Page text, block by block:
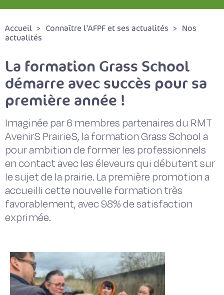
Accueil Connaître l’AFPF et ses actualités
Nos
actualités
La formation Grass School
démarre avec succès pour sa
première année !
Imaginée par 6 membres partenaires du RMT
AvenirS PrairieS, la formation Grass School a
pour ambition de former les professionnels
en contact avec les éleveurs qui débutent sur
le sujet de la prairie. La première promotion a
accueilli cette nouvelle formation très
favorablement, avec 98% de satisfaction
exprimée.